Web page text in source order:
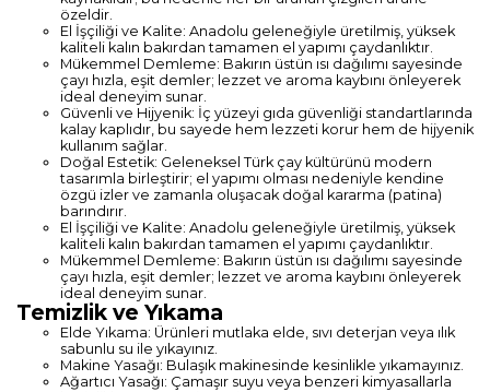
özeldir.
El İşçiliği ve Kalite: Anadolu geleneğiyle üretilmiş, yüksek
kaliteli kalın bakırdan tamamen el yapımı çaydanlıktır.
Mükemmel Demleme: Bakırın üstün ısı dağılımı sayesinde
çayı hızla, eşit demler; lezzet ve aroma kaybını önleyerek
ideal deneyim sunar.
Güvenli ve Hijyenik: İç yüzeyi gıda güvenliği standartlarında
kalay kaplıdır, bu sayede hem lezzeti korur hem de hijyenik
kullanım sağlar.
Doğal Estetik: Geleneksel Türk çay kültürünü modern
tasarımla birleştirir; el yapımı olması nedeniyle kendine
özgü izler ve zamanla oluşacak doğal kararma (patina)
barındırır.
El İşçiliği ve Kalite: Anadolu geleneğiyle üretilmiş, yüksek
kaliteli kalın bakırdan tamamen el yapımı çaydanlıktır.
Mükemmel Demleme: Bakırın üstün ısı dağılımı sayesinde
çayı hızla, eşit demler; lezzet ve aroma kaybını önleyerek
ideal deneyim sunar.
Temizlik ve Yıkama
Elde Yıkama: Ürünleri mutlaka elde, sıvı deterjan veya ılık
sabunlu su ile yıkayınız.
Makine Yasağı: Bulaşık makinesinde kesinlikle yıkamayınız.
Ağartıcı Yasağı: Çamaşır suyu veya benzeri kimyasallarla